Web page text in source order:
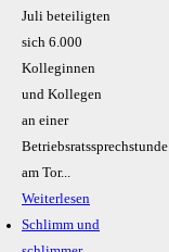
Juli beteiligten
sich 6.000
Kolleginnen
und Kollegen
an einer
Betriebsratssprechstunde
am Tor...
Weiterlesen
Schlimm und